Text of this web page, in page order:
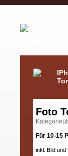
Foto
Für 10-15
inkl. Bild und